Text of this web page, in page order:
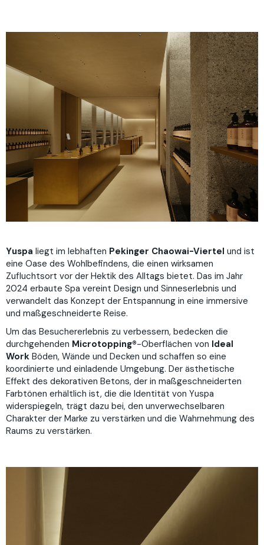
Yuspa liegt im lebhaften Pekinger Chaowai-Viertel und ist
eine Oase des Wohlbefindens, die einen wirksamen
Zufluchtsort vor der Hektik des Alltags bietet. Das im Jahr
2024 erbaute Spa vereint Design und Sinneserlebnis und
verwandelt das Konzept der Entspannung in eine immersive
und maßgeschneiderte Reise.
Um das Besuchererlebnis zu verbessern, bedecken die
durchgehenden Microtopping®-Oberflächen von Ideal
Work Böden, Wände und Decken und schaffen so eine
koordinierte und einladende Umgebung. Der ästhetische
Effekt des dekorativen Betons, der in maßgeschneiderten
Farbtönen erhältlich ist, die die Identität von Yuspa
widerspiegeln, trägt dazu bei, den unverwechselbaren
Charakter der Marke zu verstärken und die Wahrnehmung des
Raums zu verstärken.